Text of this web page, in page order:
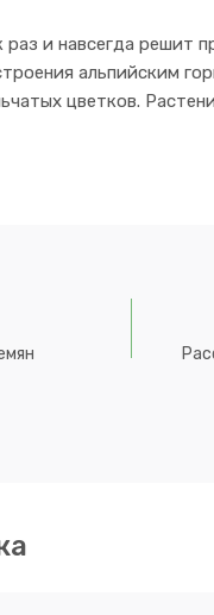
и навсегда решит
альпийским
цветков.